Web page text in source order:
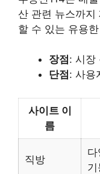
산 관련 뉴스까지
할 수 있는 유용
장점 : 시장
단점 : 사용
사이트 이
름
직방
다
기